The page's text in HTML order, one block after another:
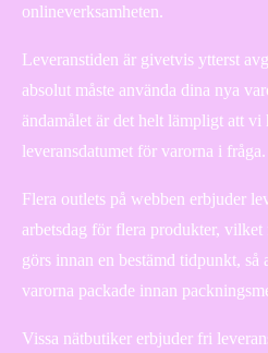
onlineverksamheten.
Leveranstiden är givetvis ytterst
absolut måste använda dina nya
ändamålet är det helt lämpligt att vi
leveransdatumet för varorna i fråga.
Flera outlets på webben erbjuder
arbetsdag för flera produkter, vilket
görs innan en bestämd tidpunkt,
varorna packade innan
Vissa nätbutiker erbjuder fri